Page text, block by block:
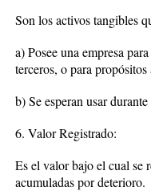
Son los activos tangibles
a) Posee una empresa
terceros, o para
b) Se esperan usar
6. Valor Registrado:
Es el valor bajo el cual se
acumuladas por deterioro.